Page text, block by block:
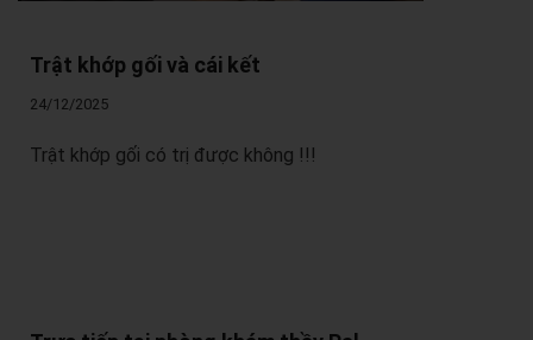
Trật khớp gối và cái kết
24/12/2025
Trật khớp gối có trị được không !!!